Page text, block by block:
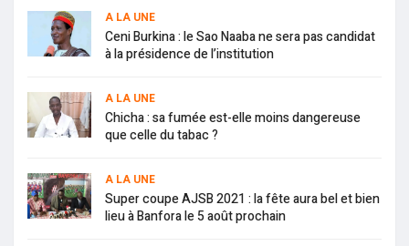
A LA UNE
Ceni Burkina : le Sao Naaba ne sera pas candidat
à la présidence de l’institution
A LA UNE
Chicha : sa fumée est-elle moins dangereuse
que celle du tabac ?
A LA UNE
Super coupe AJSB 2021 : la fête aura bel et bien
lieu à Banfora le 5 août prochain